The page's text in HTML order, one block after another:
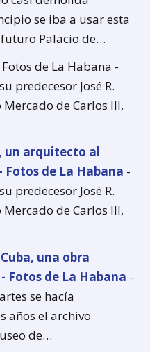
se iba a usar esta
futuro Palacio de…
de La Habana -
predecesor José R.
de Carlos III,
un arquitecto al
Fotos de La Habana -
predecesor José R.
de Carlos III,
una obra
Fotos de La Habana -
se hacía
años el archivo
de…